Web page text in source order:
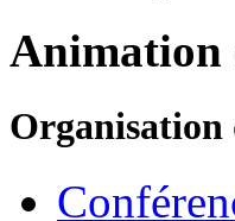
Animation
Organisation